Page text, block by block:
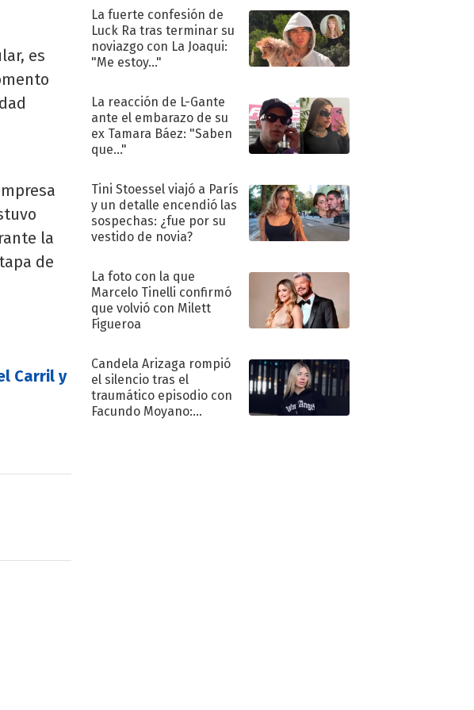
es
la
de
Carril y
La fuerte confesión de
Luck Ra tras terminar su
noviazgo con La Joaqui:
"Me estoy..."
La reacción de L-Gante
ante el embarazo de su
ex Tamara Báez: "Saben
que..."
Tini Stoessel viajó a París
y un detalle encendió las
sospechas: ¿fue por su
vestido de novia?
La foto con la que
Marcelo Tinelli confirmó
que volvió con Milett
Figueroa
Candela Arizaga rompió
el silencio tras el
traumático episodio con
Facundo Moyano: